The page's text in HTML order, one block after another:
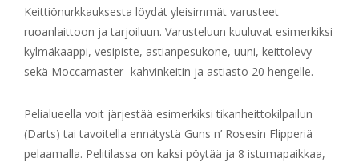
Keittiönurkkauksesta löydät yleisimmät varusteet
ruoanlaittoon ja tarjoiluun. Varusteluun kuuluvat esimerkiksi
kylmäkaappi, vesipiste, astianpesukone, uuni, keittolevy
sekä Moccamaster- kahvinkeitin ja astiasto 20 hengelle.
Pelialueella voit järjestää esimerkiksi tikanheittokilpailun
(Darts) tai tavoitella ennätystä Guns n’ Rosesin Flipperiä
pelaamalla. Pelitilassa on kaksi pöytää ja 8 istumapaikkaa,